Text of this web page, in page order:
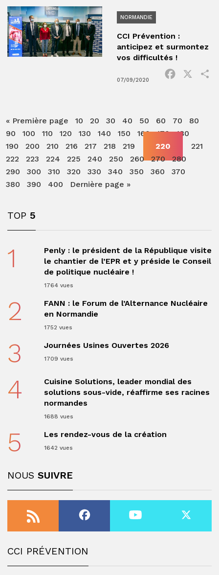
NORMANDIE
CCI Prévention :
anticipez et surmontez
vos difficultés !
07/09/2020
Facebook
« Première page 10 20 30 40 50 60 70
80
90
100 110 120 130 140 150 160 170
180
190
200 210 216 217 218 219 220
221
222
223 224 225 240 250 260 270
280
290
300 310 320 330 340 350 360
370
380
390 400 Dernière page »
TOP 5
1
Penly : le président de la République visite
le chantier de l’EPR et y préside le Conseil
de politique nucléaire !
1764 vues
2
FANN : le Forum de l’Alternance Nucléaire
en Normandie
1752 vues
3 Journées Usines Ouvertes 2026
1709 vues
4
Cuisine Solutions, leader mondial des
solutions sous-vide, réaffirme ses racines
normandes
1688 vues
5 Les rendez-vous de la création
1642 vues
NOUS SUIVRE
CCI PRÉVENTION